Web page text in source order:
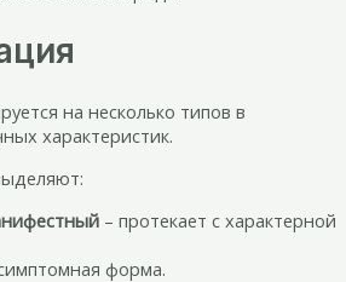
на несколько типов в
характеристик.
– протекает с характерной
форма.